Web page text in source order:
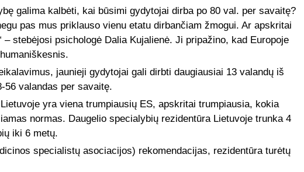
galima kalbėti, kai būsimi gydytojai dirba po 80 val. per savaitę?
pas mus priklauso vienu etatu dirbančiam žmogui. Ar apskritai
– stebėjosi psichologė Dalia Kujalienė. Ji pripažino, kad Europoje
jaunieji gydytojai gali dirbti daugiausiai 13 valandų iš
valandas per savaitę.
yra viena trumpiausių ES, apskritai trumpiausia, kokia
normas. Daugelio specialybių rezidentūra Lietuvoje trunka 4
iki 6 metų.
specialistų asociacijos) rekomendacijas, rezidentūra turėtų